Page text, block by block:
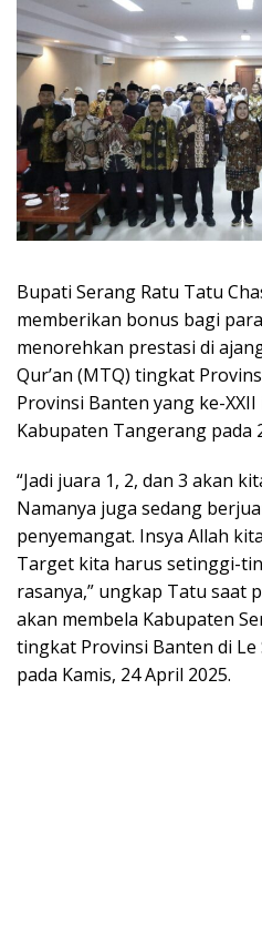
Bupati Serang Ratu Tatu
memberikan bonus bagi
menorehkan prestasi di
Qur’an (MTQ) tingkat
Provinsi Banten yang ke-
Kabupaten Tangerang pada
“Jadi juara 1, 2, dan 3 akan
Namanya juga sedang
penyemangat. Insya Allah
Target kita harus setinggi-
rasanya,” ungkap Tatu saat
akan membela Kabupaten
tingkat Provinsi Banten di
pada Kamis, 24 April 2025.